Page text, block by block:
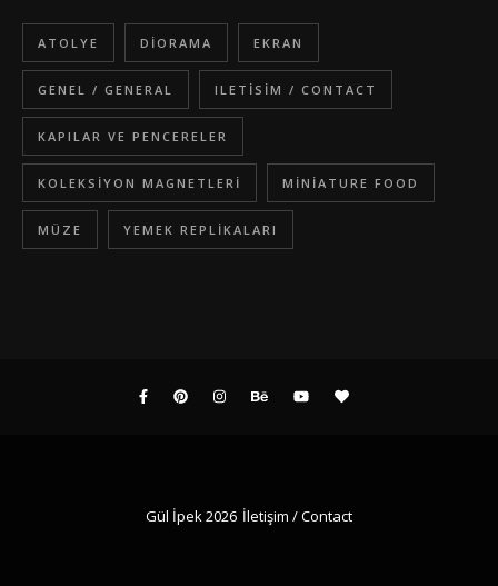
ATOLYE DIORAMA EKRAN
GENEL / GENERAL ILETISIM / CONTACT
KAPILAR VE PENCERELER
KOLEKSIYON MAGNETLERI MINIATURE FOOD
MÜZE YEMEK REPLIKALARI
Gül İpek 2026 İletişim / Contact